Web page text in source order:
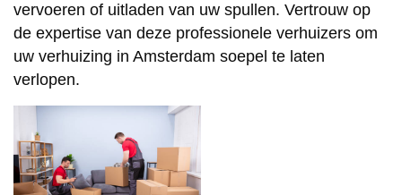
vervoeren of uitladen van uw spullen. Vertrouw op
de expertise van deze professionele verhuizers om
uw verhuizing in Amsterdam soepel te laten
verlopen.